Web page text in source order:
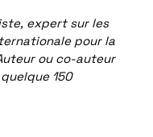
expert sur les
pour la
ou co-auteur
150